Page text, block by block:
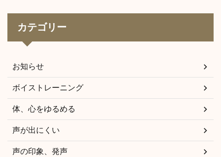
カテゴリー
お知らせ
ボイストレーニング
体、心をゆるめる
声が出にくい
声の印象、発声